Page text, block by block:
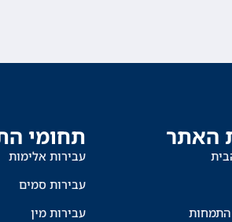
האתר תחומי
עבירות אלימות
עבירות סמים
עבירות מין